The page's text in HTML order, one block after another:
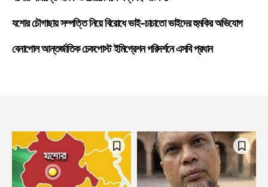
যশোর চৌগাছায় সম্পত্তি নিয়ে বিরোধে ভাই-চাচাতো ভাইদের হুমকির অভিযোগ
বেনাপোল আন্তর্জাতিক চেকপোস্ট ইমিগ্রেশন পরিদর্শনে এসবি প্রধান